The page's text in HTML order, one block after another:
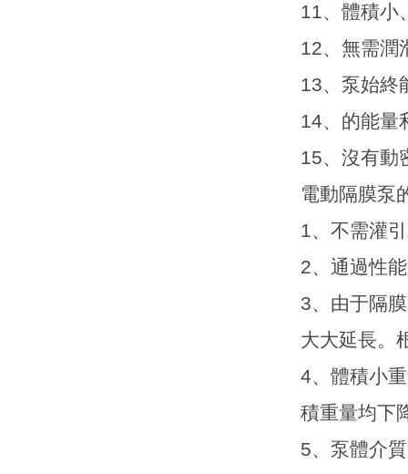
11、體積小
12、無需潤
13、泵始終
14、的能量
15、沒有動
電動隔膜泵
1、不需灌
2、通過性
3、由于隔
大大延長。
4、體積小
積重量均下
5、泵體介